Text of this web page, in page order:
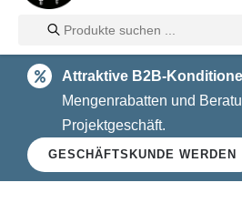
Home
LED
Halogen
Glühlampen
Products
search
Attraktive B2B-
Mengenrabatten und
Projektgeschäft.
GESCHÄFTSKUNDE WERDEN